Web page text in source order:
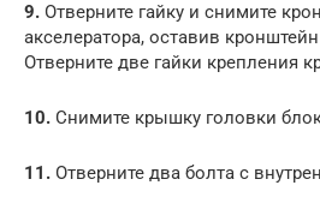
9. Отверните гайку и снимите
акселератора, оставив
Отверните две гайки крепления
10. Снимите крышку головки
11. Отверните два болта с